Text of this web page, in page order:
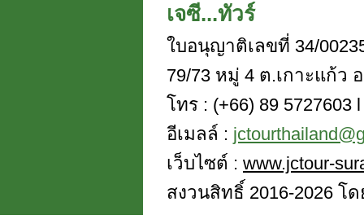
เจซี...ทัวร์
ใบอนุญาติเลขที่ 34/
79/73 หมู่ 4 ต.เกาะแก้ว
โทร : (+66) 89 5727603
อีเมลล์ :
เว็บไซต์ : www.jctour-
สงวนสิทธิ์ 2016-2026 โ